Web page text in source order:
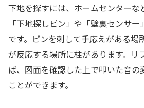
下地を探すには、ホームセンターな
「下地探しピン」や「壁裏センサ
です。ピンを刺して手応えがある場
が反応する場所に柱があります。リ
ば、図面を確認した上で叩いた音の
ことができます。